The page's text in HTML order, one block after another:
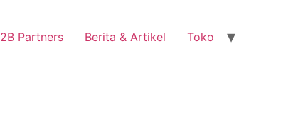
Partners Berita & Artikel Toko